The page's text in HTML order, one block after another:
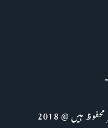
ہیں @ 2018